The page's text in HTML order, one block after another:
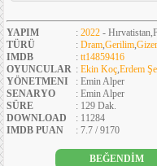
YAPIM : 2022 -
TÜRÜ
: Dram,Gerilim,
IMDB
: tt14859416
OYUNCULAR : Ekin Koç,Erdem
YÖNETMENI
: Emin Alper
SENARYO
: Emin Alper
SÜRE
: 129 Dak.
DOWNLOAD
: 11284
IMDB PUAN
: 7.7 / 9170
BEĞENDİM